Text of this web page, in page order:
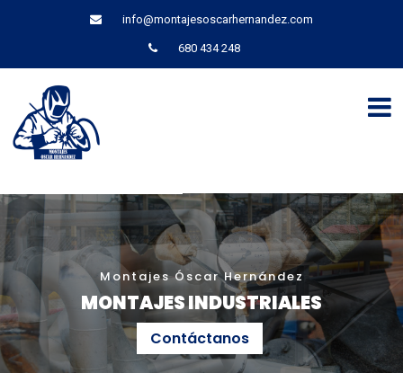
info@montajesoscarhernandez.com
680 434 248
Montajes Óscar Hernández
MONTAJES INDUSTRIALES
Contáctanos